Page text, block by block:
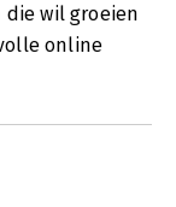
die wil groeien
online